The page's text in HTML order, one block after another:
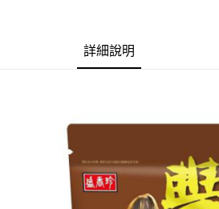
每筆NT$60，滿NT$599(含以上)免運費
每筆NT$120，滿NT$1,999(含以上)免運費
詳細說明